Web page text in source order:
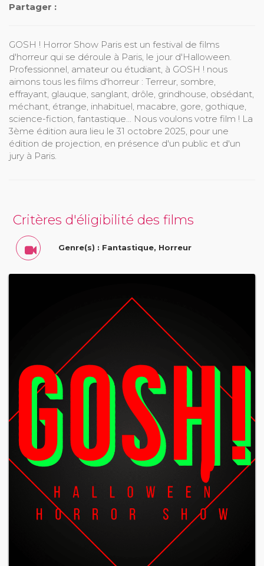
Partager :
GOSH ! Horror Show Paris est un festival de films
d'horreur qui se déroule à Paris, le jour d'Halloween.
Professionnel, amateur ou étudiant, à GOSH ! nous
aimons tous les films d'horreur : Terreur, sombre,
effrayant, glauque, sanglant, drôle, grindhouse, obsédant,
méchant, étrange, inhabituel, macabre, gore, gothique,
science-fiction, fantastique... Nous voulons votre film ! La
3ème édition aura lieu le 31 octobre 2025, pour une
édition de projection, en présence d'un public et d'un
jury à Paris.
Critères d'éligibilité des films
Genre(s) : Fantastique, Horreur